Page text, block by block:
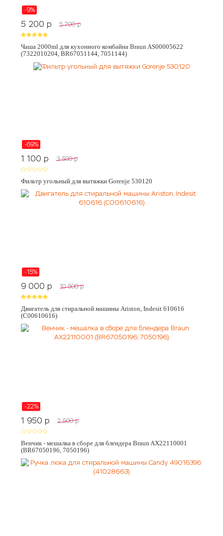
-9%
5 200 p 5 700 p
Чаша 2000ml для кухонного комбайна Braun AS00005622
(7322010204, BR67051144, 7051144)
-69%
1 100 p 3 500 p
Фильтр угольный для вытяжки Gorenje 530120
-15%
9 000 p 10 500 p
Двигатель для стиральной машины Ariston, Indesit 610616
(C00610616)
-22%
1 950 p 2 500 p
Венчик - мешалка в сборе для блендера Braun AX22110001
(BR67050196, 7050196)